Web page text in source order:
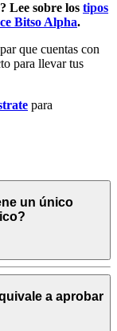
Lee sobre los tipos
Bitso Alpha.
que cuentas con
para llevar tus
para
un único
a aprobar